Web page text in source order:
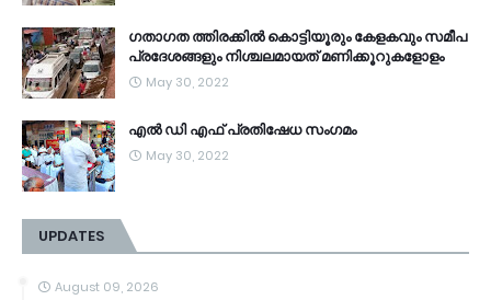
ഗതാഗത ത്തിരക്കിൽ കൊട്ടിയൂരും കേളകവും സമീപ
പ്രദേശങ്ങളും നിശ്ചലമായത് മണിക്കൂറുകളോളം
May 30, 2022
എൽ ഡി എഫ് പ്രതിഷേധ സംഗമം
May 30, 2022
UPDATES
August 09, 2026